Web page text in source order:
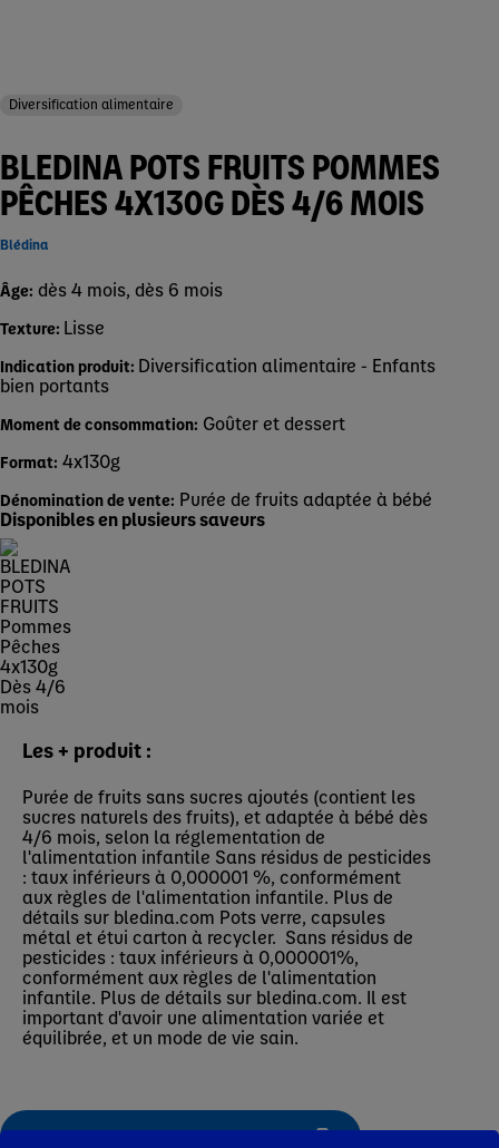
Diversification alimentaire
BLEDINA POTS FRUITS POMMES
PÊCHES 4X130G DÈS 4/6 MOIS
Blédina
Âge: dès 4 mois, dès 6 mois
Texture: Lisse
Indication produit: Diversification alimentaire - Enfants
bien portants
Moment de consommation: Goûter et dessert
Format: 4x130g
Dénomination de vente: Purée de fruits adaptée à bébé
Disponibles en plusieurs saveurs
Les + produit :
Purée de fruits sans sucres ajoutés (contient les
sucres naturels des fruits), et adaptée à bébé dès
4/6 mois, selon la réglementation de
l'alimentation infantile Sans résidus de pesticides
: taux inférieurs à 0,000001 %, conformément
aux règles de l'alimentation infantile. Plus de
détails sur bledina.com Pots verre, capsules
métal et étui carton à recycler. Sans résidus de
pesticides : taux inférieurs à 0,000001%,
conformément aux règles de l'alimentation
infantile. Plus de détails sur bledina.com. Il est
important d'avoir une alimentation variée et
équilibrée, et un mode de vie sain.
Imprimer ou enregistrer la fiche produit